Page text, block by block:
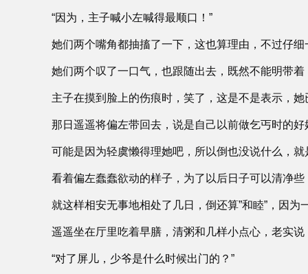
“因为，主子喊小左喊得最顺口！”
她们两个嘴角都抽搐了一下，这也算理由，不过仔
她们两个叹了一口气，也跟随出去，既然不能明带
主子在摸到脸上的伤痕时，笑了，这是不是表示，
那日遥遥将偏左带回去，说是自己以前做乞丐时的
可能是因为轻虞懒得理她吧，所以倒也没说什么，
看着偏左蠢蠢欲动的样子，为了以后日子可以清净
就这样相安无事地相处了几日，倒还算”和睦”，因
遥遥坐在厅里吃着早膳，清粥和几样小点心，老实
“对了屏儿，少爷是什么时候出门的？”